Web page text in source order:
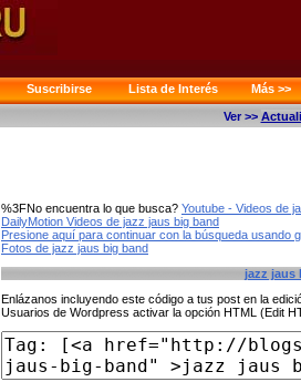
Suscribirse Lista de Interés
Más >>
Ver >>
%3FNo encuentra lo que busca? Youtube - Videos de
DailyMotion Videos de jazz jaus big band
Presione aquí para continuar con la búsqueda usando
Fotos de jazz jaus big band
jazz jaus
Enlázanos incluyendo este código a tus post en la
Usuarios de Wordpress activar la opción HTML (Edit